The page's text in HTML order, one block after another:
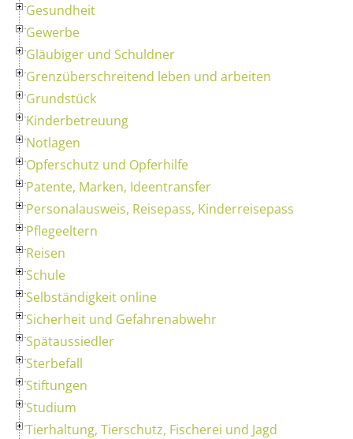
Gesundheit
Gewerbe
Gläubiger und Schuldner
Grenzüberschreitend leben und arbeiten
Grundstück
Kinderbetreuung
Notlagen
Opferschutz und Opferhilfe
Patente, Marken, Ideentransfer
Personalausweis, Reisepass, Kinderreisepass
Pflegeeltern
Reisen
Schule
Selbständigkeit online
Sicherheit und Gefahrenabwehr
Spätaussiedler
Sterbefall
Stiftungen
Studium
Tierhaltung, Tierschutz, Fischerei und Jagd